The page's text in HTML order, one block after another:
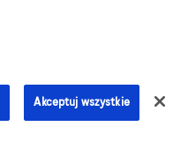
Akceptuj wszystkie